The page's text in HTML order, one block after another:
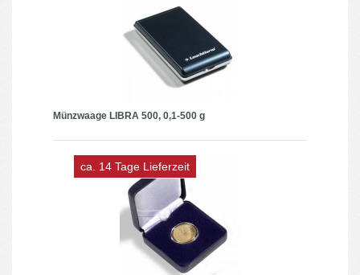
Münzwaage LIBRA 500, 0,1-500 g
ca. 14 Tage Lieferzeit